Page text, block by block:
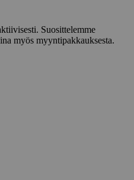
Suosittelemme
myös myyntipakkauksesta.